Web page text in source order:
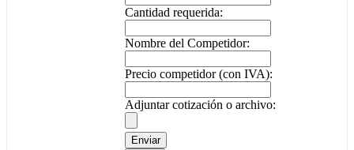
Cantidad requerida:
Nombre del Competidor:
Precio competidor (con IVA):
Adjuntar cotización o archivo:
Enviar